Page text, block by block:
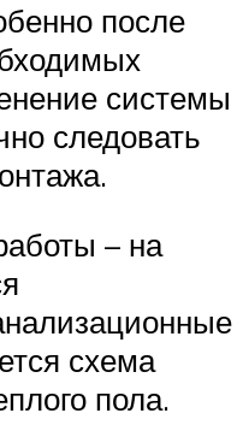
после
системы
следовать
– на
схема
пола.